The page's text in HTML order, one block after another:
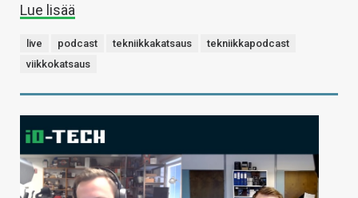
Lue lisää
live podcast tekniikkakatsaus
tekniikkapodcast
viikkokatsaus